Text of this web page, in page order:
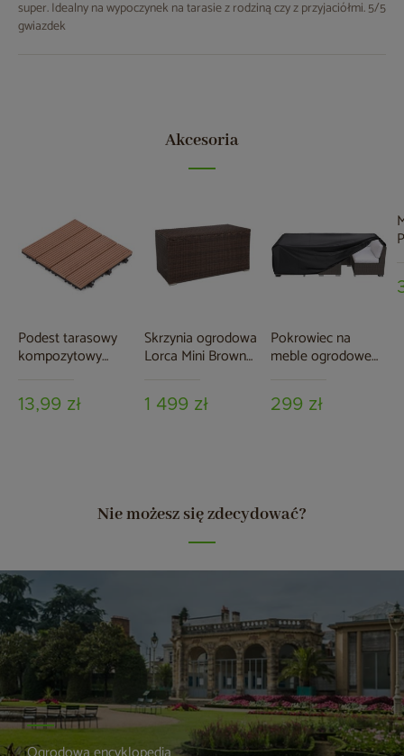
super. Idealny na wypoczynek na tarasie z rodziną czy z przyjaciółmi. 5/5
gwiazdek
Akcesoria
Podest tarasowy
kompozytowy
13,99 zł
Skrzynia ogrodowa
Lorca Mini Brown
1 499 zł
Pokrowiec na
meble ogrodowe
czarny
299 zł
Nie możesz się zdecydować?